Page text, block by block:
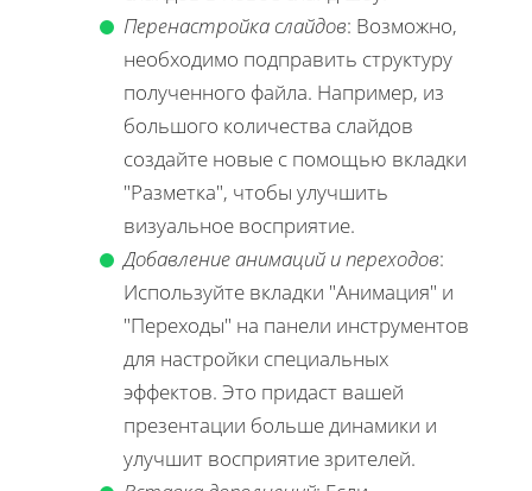
Перенастройка слайдов: Возможно,
необходимо подправить структуру
полученного файла. Например, из
большого количества слайдов
создайте новые с помощью вкладки
"Разметка", чтобы улучшить
визуальное восприятие.
Добавление анимаций и переходов:
Используйте вкладки "Анимация" и
"Переходы" на панели инструментов
для настройки специальных
эффектов. Это придаст вашей
презентации больше динамики и
улучшит восприятие зрителей.